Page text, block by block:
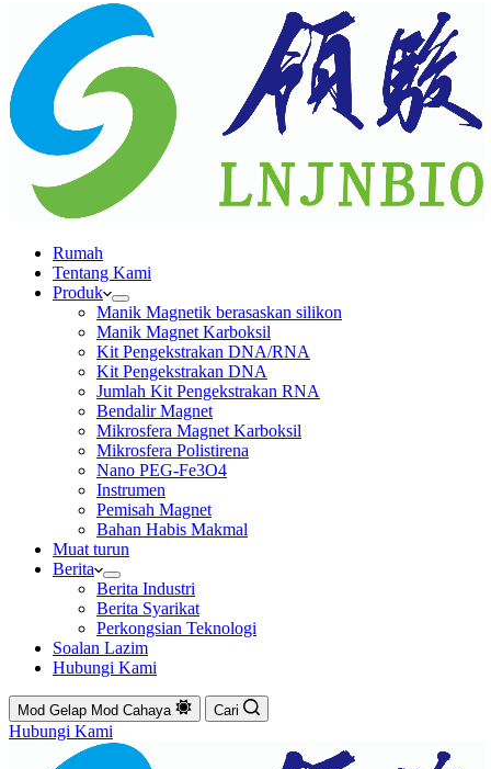
Rumah
Tentang Kami
Produk
Manik Magnetik berasaskan silikon
Manik Magnet Karboksil
Kit Pengekstrakan DNA/RNA
Kit Pengekstrakan DNA
Jumlah Kit Pengekstrakan RNA
Bendalir Magnet
Mikrosfera Magnet Karboksil
Mikrosfera Polistirena
Nano PEG-Fe3O4
Instrumen
Pemisah Magnet
Bahan Habis Makmal
Muat turun
Berita
Berita Industri
Berita Syarikat
Perkongsian Teknologi
Soalan Lazim
Hubungi Kami
Mod Gelap Mod Cahaya Cari
Hubungi Kami